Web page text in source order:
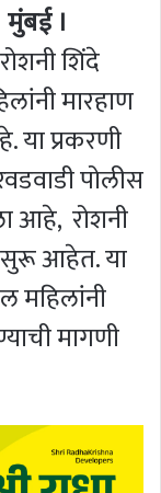
मुंबई ।
शिंदे
मारहाण
प्रकरणी
पोलीस
आहे, रोशनी
सुरू आहेत. या
महिलांनी
मागणी